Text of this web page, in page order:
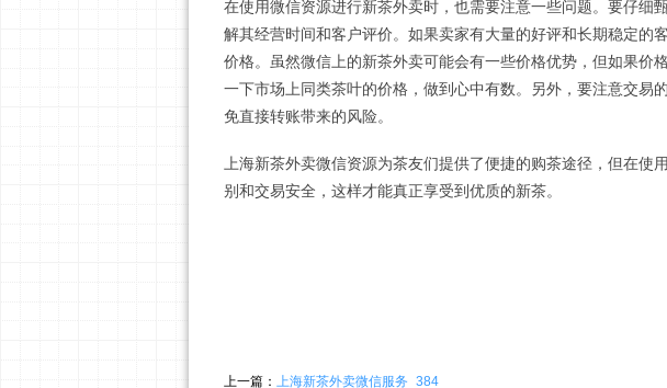
在使用微信资源进行新茶外卖时，也需要注意一些问题。要仔细
解其经营时间和客户评价。如果卖家有大量的好评和长期稳定的
价格。虽然微信上的新茶外卖可能会有一些价格优势，但如果价
一下市场上同类茶叶的价格，做到心中有数。另外，要注意交易
免直接转账带来的风险。
上海新茶外卖微信资源为茶友们提供了便捷的购茶途径，但在
别和交易安全，这样才能真正享受到优质的新茶。
上一篇： 上海新茶外卖微信服务_384